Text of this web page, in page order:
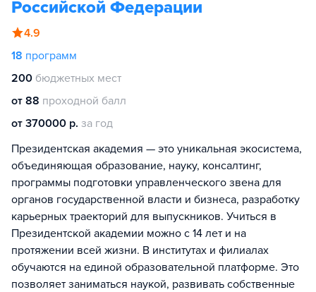
Российской Федерации
4.9
18 программ
200 бюджетных мест
от 88 проходной балл
от 370000 р. за год
Президентская академия — это уникальная экосистема,
объединяющая образование, науку, консалтинг,
программы подготовки управленческого звена для
органов государственной власти и бизнеса, разработку
карьерных траекторий для выпускников. Учиться в
Президентской академии можно с 14 лет и на
протяжении всей жизни. В институтах и филиалах
обучаются на единой образовательной платформе. Это
позволяет заниматься наукой, развивать собственные